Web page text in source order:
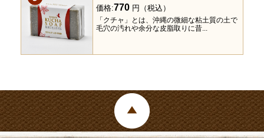
価格:770 円（税込）
「クチャ」とは、沖縄の微細な粘土質の土で
毛穴の汚れや余分な皮脂取りに昔...